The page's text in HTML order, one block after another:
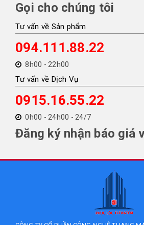
Gọi cho chúng tôi
Tư vấn về Sản phẩm
094.111.88.22
8h00 - 22h00
Tư vấn về Dịch Vụ
0915.16.55.22
0h00 - 24h00 - 24/7
Đăng ký nhận báo giá